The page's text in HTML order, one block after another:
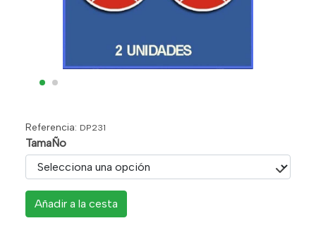
Referencia: DP231
TamaÑo
Añadir a la cesta